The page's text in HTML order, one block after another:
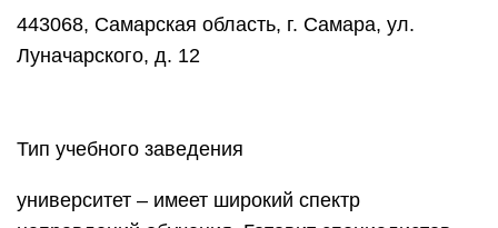
443068, Самарская область, г. Самара, ул.
Луначарского, д. 12
Тип учебного заведения
университет – имеет широкий спектр